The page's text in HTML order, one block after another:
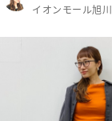
イオンモール旭